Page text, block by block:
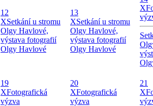
12
XSetkání u stromu
Olgy Havlové,
výstava fotografií
Olgy Havlové
13
XSetkání u stromu
Olgy Havlové,
výstava fotografií
Olgy Havlové
X
19
XFotografická
výzva
20
XFotografická
výzva
21
X